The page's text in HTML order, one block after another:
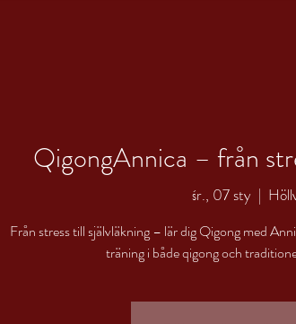
QigongAnnica – från
śr., 07 sty
  |
Från stress till självläkning – lär dig Qigong med